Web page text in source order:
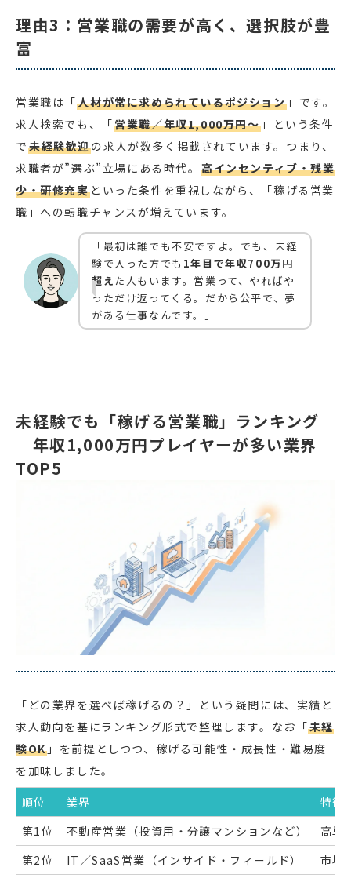
理由3：営業職の需要が高く、選択肢が豊
富
営業職は「人材が常に求められているポジション」です。
求人検索でも、「営業職／年収1,000万円〜 」という条件
で 未経験歓迎の求人が数多く掲載されています。つまり、
求職者が”選ぶ”立場にある時代。 高インセンティブ・残業
少・研修充実といった条件を重視しながら、「稼げる営業
職」への転職チャンスが増えています。
「最初は誰でも不安ですよ。でも、未経
験で入った方でも 1年目で年収700万円
超えた人もいます。営業って、やればや
っただけ返ってくる。だから公平で、夢
がある仕事なんです。」
未経験でも「稼げる営業職」ランキング
｜年収1,000万円プレイヤーが多い業界
TOP5
「どの業界を選べば稼げるの？」という疑問には、実績と
求人動向を基にランキング形式で整理します。なお「未経
験OK 」を前提としつつ、稼げる可能性・成長性・難易度
を加味しました。
順位
業界
特徴
第1位
不動産営業（投資用・分譲マンションなど）
高単
第2位
IT／SaaS営業（インサイド・フィールド） 市場